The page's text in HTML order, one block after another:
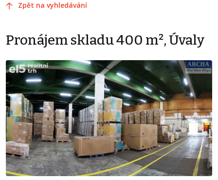
Zpět na vyhledávání
Pronájem skladu 400 m², Úvaly